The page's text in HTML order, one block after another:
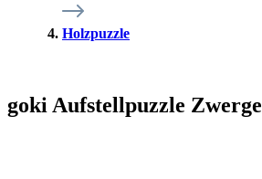
Holzpuzzle
goki Aufstellpuzzle Zwerge